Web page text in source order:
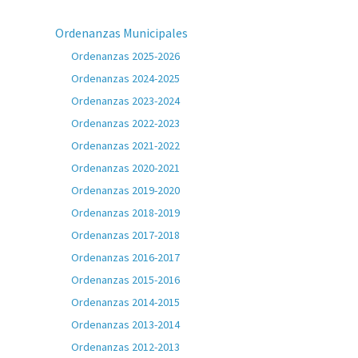
Ordenanzas Municipales
Ordenanzas 2025-2026
Ordenanzas 2024-2025
Ordenanzas 2023-2024
Ordenanzas 2022-2023
Ordenanzas 2021-2022
Ordenanzas 2020-2021
Ordenanzas 2019-2020
Ordenanzas 2018-2019
Ordenanzas 2017-2018
Ordenanzas 2016-2017
Ordenanzas 2015-2016
Ordenanzas 2014-2015
Ordenanzas 2013-2014
Ordenanzas 2012-2013